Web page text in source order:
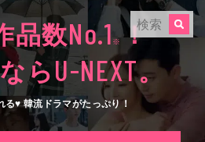
品数No.1 ※ ！
らU-NEXT。
る♥ 韓流ドラマがたっぷり！